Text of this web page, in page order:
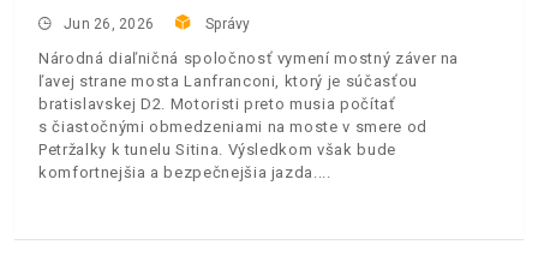
Jun 26, 2026 Správy
Národná diaľničná spoločnosť vymení mostný záver na
ľavej strane mosta Lanfranconi, ktorý je súčasťou
bratislavskej D2. Motoristi preto musia počítať
s čiastočnými obmedzeniami na moste v smere od
Petržalky k tunelu Sitina. Výsledkom však bude
komfortnejšia a bezpečnejšia jazda.